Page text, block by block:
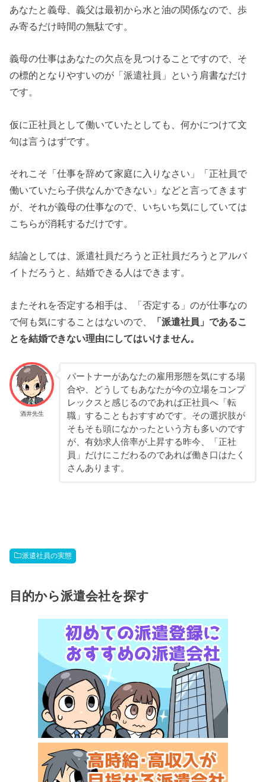
あなたと義母、義父は最初から水と油の関係なので、歩
み寄るだけ時間の無駄です。
義母の仕事はあなたの欠点を見つけることですので、そ
の標的となりやすいのが「派遣社員」という肩書なだけ
です。
仮に正社員として働いていたとしても、何かにつけて文
句は言うはずです。
それこそ「仕事を辞めて家庭に入りなさい」「正社員で
働いていたら子供なんかできない」などと言ってきます
が、それが義母の仕事なので、いちいち気にしていては
こちらが消耗するだけです。
結論としては、派遣社員だろうと正社員だろうとアルバ
イトだろうと、結婚できる人はできます。
またそれを否定する相手は、「否定する」のが仕事なの
で何も気にすることはないので、
「派遣社員」であるこ
とを結婚できない理由にしてはいけません。
酒井先生
パートナーがあなたの雇用形態を気にする場
合や、どうしてもあなたが今の立場をコンプ
レックスと感じるのであれば正社員へ「転
職」することもおすすめです。その選択肢が
そもそも頭になかったという方も多いのです
が、有効求人倍率が上昇する昨今、「正社
員」だけにこだわるのであれば働き口はたく
さんあります。
派遣社員の実態
目的から派遣会社を探す